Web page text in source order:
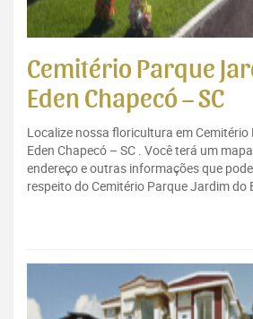
Cemitério Parque
Eden Chapecó – SC
Localize nossa floricultura em
Eden Chapecó – SC . Você terá um
endereço e outras informações que
respeito do Cemitério Parque Jardim do